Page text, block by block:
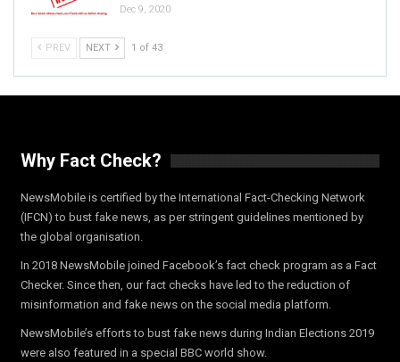
Dec 9, 2020
PREV NEXT 1 of 43
Why Fact Check?
NewsMobile is certified by the International Fact-Checking Network
(IFCN) to bust fake news, as per stringent guidelines mentioned by
the global organisation.
In 2018 NewsMobile joined Facebook’s fact check program as a Fact
Checker. Since then, our fact checks have led to the reduction of
misinformation and fake news on the social media platform.
NewsMobile’s efforts to bust fake news during Indian Elections 2019
were also featured in a special BBC world show.